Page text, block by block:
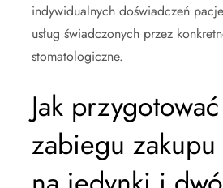
indywidualnych doświadczeń
usług świadczonych przez
stomatologiczne.
Jak
zabiegu